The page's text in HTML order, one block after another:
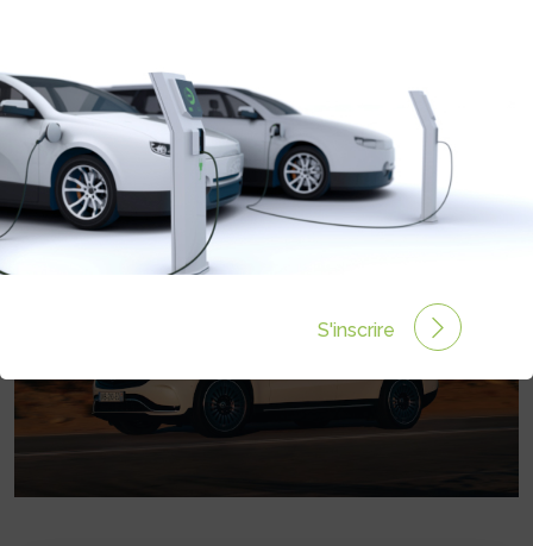
Autonomie :414 km
Prix :78650€
S'inscrire